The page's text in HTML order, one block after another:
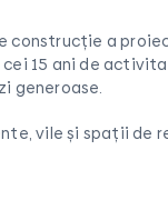
a
15 ani de
generoase.
vile și spații de